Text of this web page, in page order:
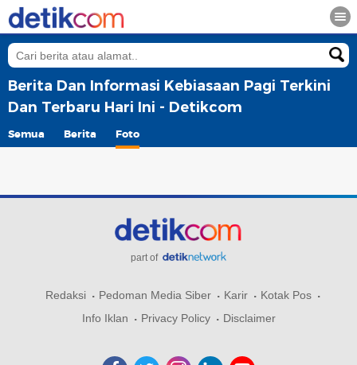
Berita Dan Informasi Kebiasaan Pagi Terkini
Dan Terbaru Hari Ini - Detikcom
Semua Berita Foto
part of
Redaksi Pedoman Media Siber Karir
Kotak Pos
Info Iklan
Privacy Policy Disclaimer